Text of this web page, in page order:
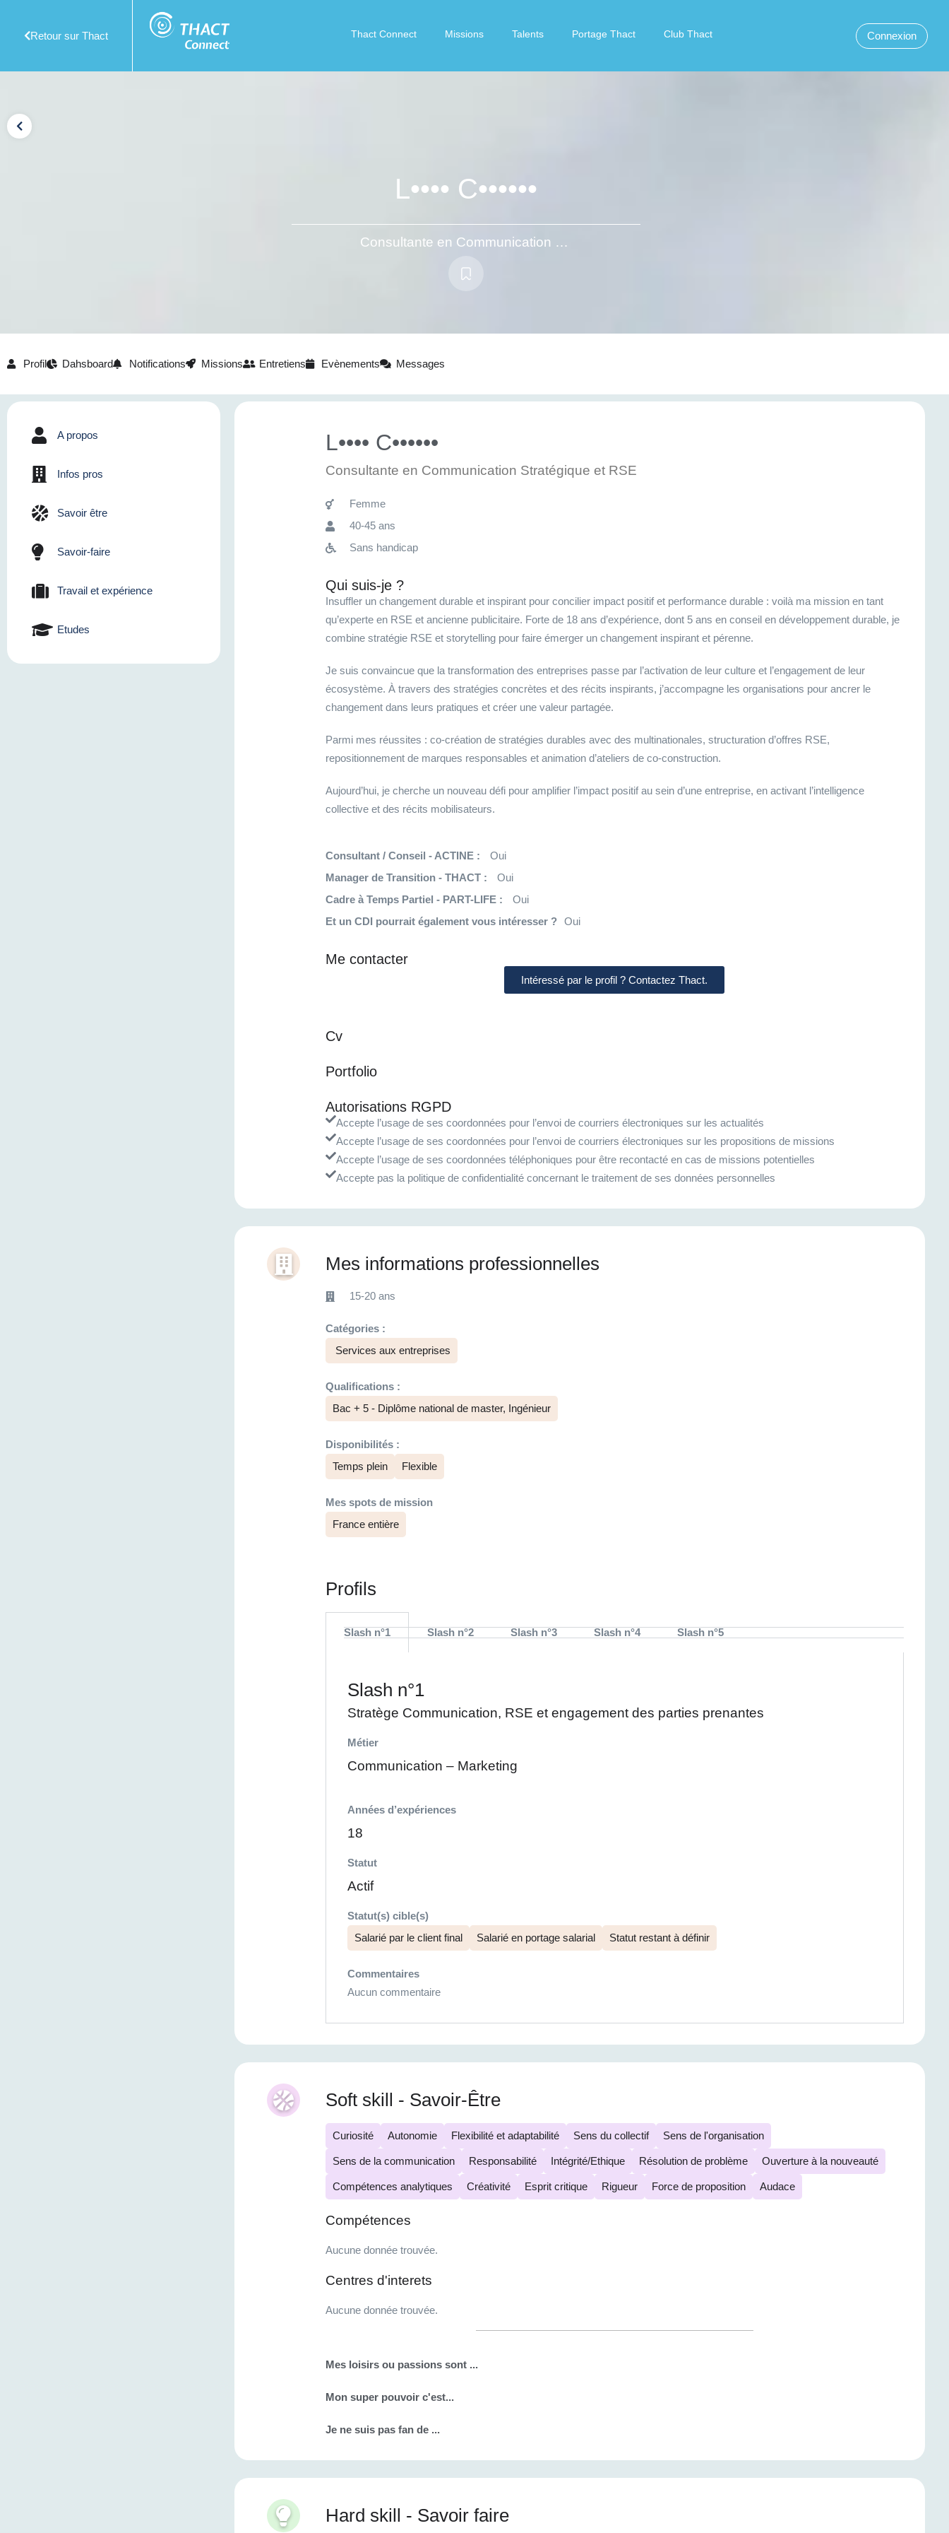
Retour sur Thact Thact Connect Missions Talents Portage Thact Club Thact Connexion
L•••• C••••••
Consultante en Communication Stratégique et RSE
Profil Dahsboard Notifications Missions Entretiens Evènements Messages
A propos
Infos pros
Savoir être
Savoir-faire
Travail et expérience
Etudes
L•••• C••••••
Consultante en Communication Stratégique et RSE
Femme
40-45 ans
Sans handicap
Qui suis-je ?
Insuffler un changement durable et inspirant pour concilier impact positif et performance durable : voilà ma mission en tant
qu’experte en RSE et ancienne publicitaire. Forte de 18 ans d’expérience, dont 5 ans en conseil en développement durable, je
combine stratégie RSE et storytelling pour faire émerger un changement inspirant et pérenne.
Je suis convaincue que la transformation des entreprises passe par l’activation de leur culture et l’engagement de leur
écosystème. À travers des stratégies concrètes et des récits inspirants, j’accompagne les organisations pour ancrer le
changement dans leurs pratiques et créer une valeur partagée.
Parmi mes réussites : co-création de stratégies durables avec des multinationales, structuration d’offres RSE,
repositionnement de marques responsables et animation d’ateliers de co-construction.
Aujourd’hui, je cherche un nouveau défi pour amplifier l’impact positif au sein d’une entreprise, en activant l’intelligence
collective et des récits mobilisateurs.
Consultant / Conseil - ACTINE :
Oui
Manager de Transition - THACT :
Oui
Cadre à Temps Partiel - PART-LIFE :
Oui
Et un CDI pourrait également vous intéresser ? Oui
Me contacter
Intéressé par le profil ? Contactez Thact.
Cv
Portfolio
Autorisations RGPD
Accepte l’usage de ses coordonnées pour l’envoi de courriers électroniques sur les actualités
Accepte l’usage de ses coordonnées pour l’envoi de courriers électroniques sur les propositions de missions
Accepte l’usage de ses coordonnées téléphoniques pour être recontacté en cas de missions potentielles
Accepte pas la politique de confidentialité concernant le traitement de ses données personnelles
Mes informations professionnelles
15-20 ans
Catégories :
Services aux entreprises
Qualifications :
Bac + 5 - Diplôme national de master, Ingénieur
Disponibilités :
Temps plein
Flexible
Mes spots de mission
France entière
Profils
Slash n°1 Slash n°2 Slash n°3 Slash n°4 Slash n°5
Slash n°1
Stratège Communication, RSE et engagement des parties prenantes
Métier
Communication – Marketing
Années d’expériences
18
Statut
Actif
Statut(s) cible(s)
Salarié par le client final
Salarié en portage salarial Statut restant à définir
Commentaires
Aucun commentaire
Soft skill - Savoir-Être
Curiosité Autonomie Flexibilité et adaptabilité Sens du collectif Sens de l'organisation
Sens de la communication Responsabilité Intégrité/Ethique Résolution de problème Ouverture à la nouveauté
Compétences analytiques Créativité Esprit critique Rigueur Force de proposition Audace
Compétences
Aucune donnée trouvée.
Centres d'interets
Aucune donnée trouvée.
Mes loisirs ou passions sont ...
Mon super pouvoir c'est...
Je ne suis pas fan de ...
Hard skill - Savoir faire